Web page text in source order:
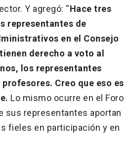
Y agregó: “Hace tres
representantes de
en el Consejo
derecho a voto al
los representantes
Creo que eso es
Lo mismo ocurre en el Foro
sus representantes aportan
fieles en participación y en